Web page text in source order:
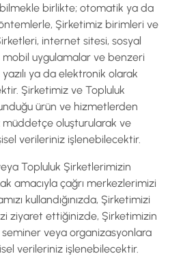
birlikte; otomatik ya da
Şirketimiz birimleri ve
internet sitesi, sosyal
mobil uygulamalar ve benzeri
ya da elektronik olarak
Şirketimiz ve Topluluk
ürün ve hizmetlerden
müddetçe oluşturularak ve
verileriniz işlenebilecektir.
Topluluk Şirketlerimizin
amacıyla çağrı merkezlerimizi
kullandığınızda, Şirketimizi
ziyaret ettiğinizde, Şirketimizin
veya organizasyonlara
verileriniz işlenebilecektir.